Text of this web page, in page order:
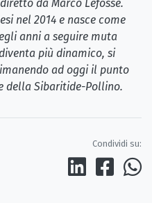
da Marco Lefosse.
nel 2014 e nasce come
anni a seguire muta
più dinamico, si
ad oggi il punto
della Sibaritide-Pollino.
Condividi su: